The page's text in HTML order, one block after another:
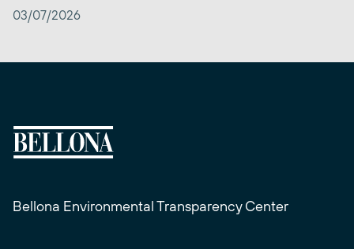
03/07/2026
Bellona Environmental Transparency Center